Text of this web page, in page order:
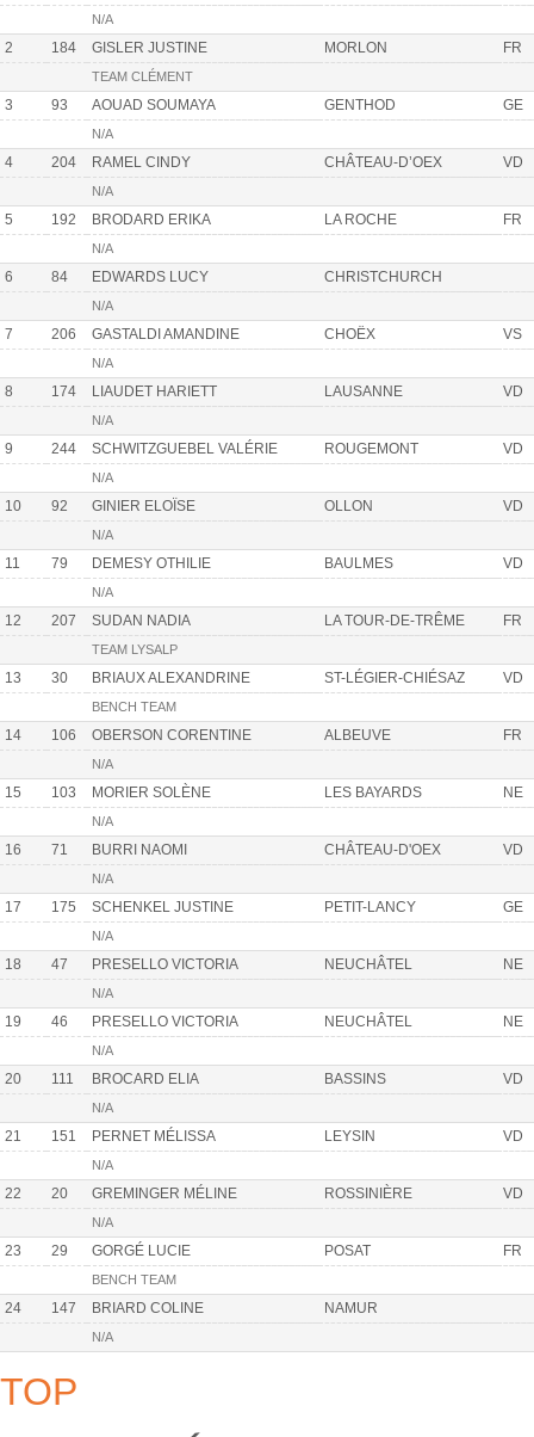
N/A
2 184 GISLER JUSTINE MORLON FR
TEAM CLÉMENT
3 93 AOUAD SOUMAYA GENTHOD GE
N/A
4 204 RAMEL CINDY CHÂTEAU-D’OEX VD
N/A
5 192 BRODARD ERIKA LA ROCHE FR
N/A
6 84 EDWARDS LUCY CHRISTCHURCH
N/A
7 206 GASTALDI AMANDINE CHOËX VS
N/A
8 174 LIAUDET HARIETT LAUSANNE VD
N/A
9 244 SCHWITZGUEBEL VALÉRIE ROUGEMONT VD
N/A
10 92 GINIER ELOÏSE OLLON VD
N/A
11 79 DEMESY OTHILIE BAULMES VD
N/A
12 207 SUDAN NADIA LA TOUR-DE-TRÊME FR
TEAM LYSALP
13 30 BRIAUX ALEXANDRINE ST-LÉGIER-CHIÉSAZ VD
BENCH TEAM
14 106 OBERSON CORENTINE ALBEUVE FR
N/A
15 103 MORIER SOLÈNE LES BAYARDS NE
N/A
16 71 BURRI NAOMI CHÂTEAU-D'OEX VD
N/A
17 175 SCHENKEL JUSTINE PETIT-LANCY GE
N/A
18 47 PRESELLO VICTORIA NEUCHÂTEL NE
N/A
19 46 PRESELLO VICTORIA NEUCHÂTEL NE
N/A
20 111 BROCARD ELIA BASSINS VD
N/A
21 151 PERNET MÉLISSA LEYSIN VD
N/A
22 20 GREMINGER MÉLINE ROSSINIÈRE VD
N/A
23 29 GORGÉ LUCIE POSAT FR
BENCH TEAM
24 147 BRIARD COLINE NAMUR
N/A
TOP